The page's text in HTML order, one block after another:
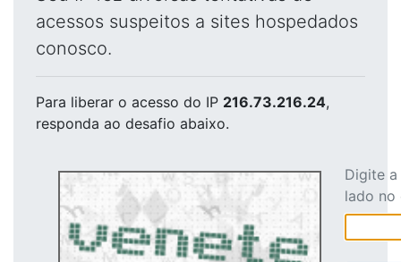
acessos suspeitos a sites hospedados
conosco.
Para liberar o acesso do IP 216.73.216.24,
responda ao desafio abaixo.
Digite
lado no